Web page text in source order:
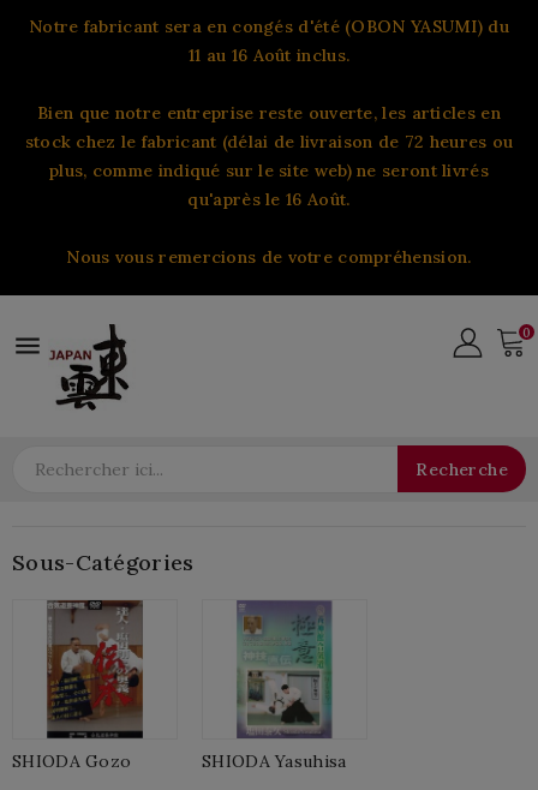
Notre fabricant sera en congés d'été (OBON YASUMI) du
11 au 16 Août inclus.
Bien que notre entreprise reste ouverte, les articles en
stock chez le fabricant (délai de livraison de 72 heures ou
plus, comme indiqué sur le site web) ne seront livrés
qu'après le 16 Août.
Nous vous remercions de votre compréhension.
 0
Recherche
Sous-Catégories
SHIODA Gozo SHIODA Yasuhisa